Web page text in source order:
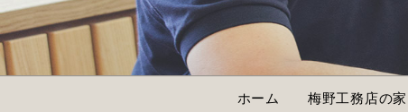
ホーム 梅野工務店の家